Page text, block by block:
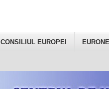
CONSILIUL EUROPEI